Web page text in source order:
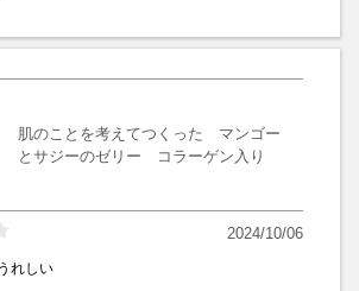
肌のことを考えてつくった マンゴー
とサジーのゼリー コラーゲン入り
2024/10/06
れしい